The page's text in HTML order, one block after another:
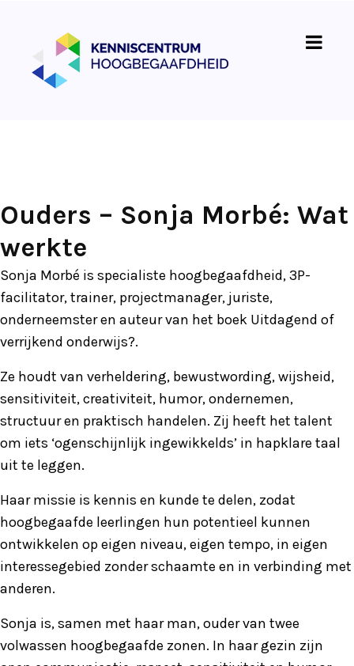
Ouders – Sonja Morbé: Wat
werkte
Sonja Morbé is specialiste hoogbegaafdheid, 3P-
facilitator, trainer, projectmanager, juriste,
onderneemster en auteur van het boek Uitdagend of
verrijkend onderwijs?.
Ze houdt van verheldering, bewustwording, wijsheid,
sensitiviteit, creativiteit, humor, ondernemen,
structuur en praktisch handelen. Zij heeft het talent
om iets ‘ogenschijnlijk ingewikkelds’ in hapklare taal
uit te leggen.
Haar missie is kennis en kunde te delen, zodat
hoogbegaafde leerlingen hun potentieel kunnen
ontwikkelen op eigen niveau, eigen tempo, in eigen
interessegebied zonder schaamte en in verbinding met
anderen.
Sonja is, samen met haar man, ouder van twee
volwassen hoogbegaafde zonen. In haar gezin zijn